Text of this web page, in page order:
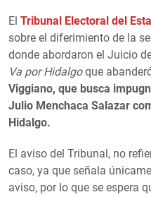
El Tribunal Electoral del
sobre el diferimiento de la
donde abordaron el Juicio
Va por Hidalgoque
Viggiano, que busca
Julio Menchaca Salazar
Hidalgo.
El aviso del Tribunal, no
caso, ya que señala
aviso, por lo que se espera